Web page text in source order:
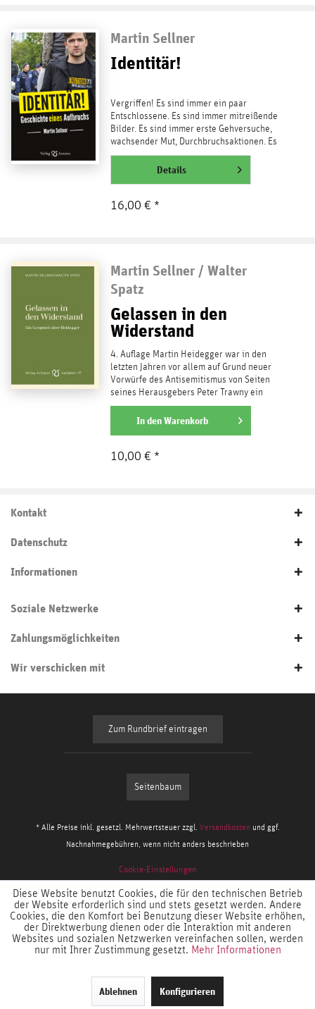
Martin Sellner
Identitär!
Vergriffen! Es sind immer ein paar
Entschlossene. Es sind immer mitreißende
Bilder. Es sind immer erste Gehversuche,
wachsender Mut, Durchbruchsaktionen. Es
ist immer eine...
weiterlesenDetails
16,00 € *
Martin Sellner / Walter
Spatz
Gelassen in den
Widerstand
4. Auflage Martin Heidegger war in den
letzten Jahren vor allem auf Grund neuer
Vorwürfe des Antisemitismus von Seiten
seines Herausgebers Peter Trawny ein
Thema in den...
weiterlesen
In denWarenkorb
10,00 € *
Kontakt
Datenschutz
Informationen
Soziale Netzwerke
Zahlungsmöglichkeiten
Wir verschicken mit
Zum Rundbrief eintragen
Seitenbaum
* Alle Preise inkl. gesetzl. Mehrwertsteuer zzgl. Versandkosten und ggf.
Nachnahmegebühren, wenn nicht anders beschrieben
Cookie-Einstellungen
Diese Website benutzt Cookies, die für den technischen Betrieb
der Website erforderlich sind und stets gesetzt werden. Andere
Cookies, die den Komfort bei Benutzung dieser Website erhöhen,
der Direktwerbung dienen oder die Interaktion mit anderen
Websites und sozialen Netzwerken vereinfachen sollen, werden
nur mit Ihrer Zustimmung gesetzt. Mehr Informationen
Ablehnen Konfigurieren